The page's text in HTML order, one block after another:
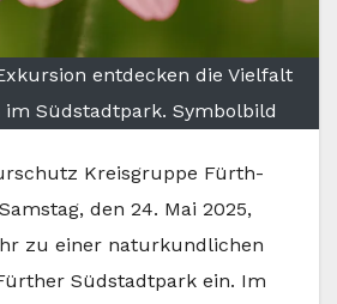
entdecken die Vielfalt
Südstadtpark. Symbolbild
Kreisgruppe Fürth-
den 24. Mai 2025,
zu einer naturkundlichen
Südstadtpark ein. Im